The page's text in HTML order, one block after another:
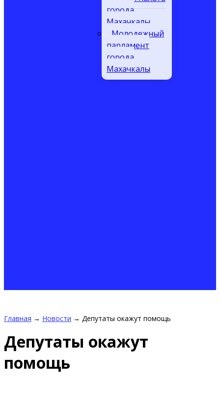
города
Махачкалы
Молодежный
парламент
города
Махачкалы
Главная → Новости → Депутаты окажут помощь
Депутаты окажут
помощь